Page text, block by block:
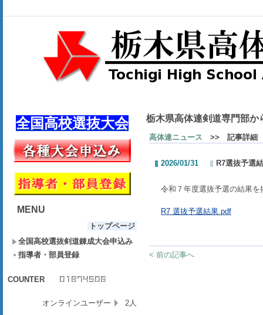
全国高校選抜大会
MENU
トップページ
全国高校選抜剣道錬成大会申込み
指導者・部員登録
COUNTER
オンラインユーザー
2人
栃木県高体連剣道専門部か
高体連ニュース >> 記事詳細
2026/01/31 R7選抜予選
令和７年度選抜予選の結果を
R7 選抜予選結果.pdf
< 前の記事へ